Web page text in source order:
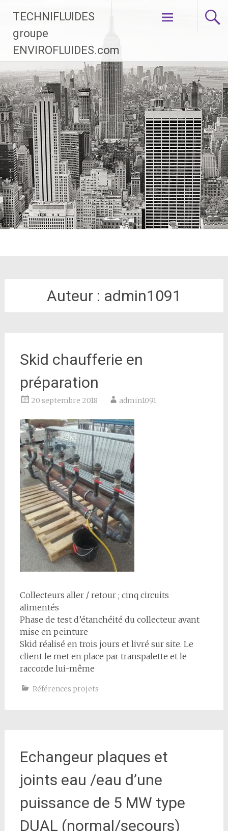
TECHNIFLUIDES
groupe
ENVIROFLUIDES.com
Aller au
contenu
Auteur : admin1091
Skid chaufferie en
préparation
20 septembre 2018 admin1091
Collecteurs aller / retour ; cinq circuits
alimentés
Phase de test d’étanchéité du collecteur avant
mise en peinture
Skid réalisé en trois jours et livré sur site. Le
client le met en place par transpalette et le
raccorde lui-même
Références projets
Echangeur plaques et
joints eau /eau d’une
puissance de 5 MW type
DUAL (normal/secours)